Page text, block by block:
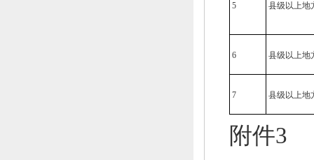
5 县级以上地
6 县级以上地
7 县级以上地
附件3